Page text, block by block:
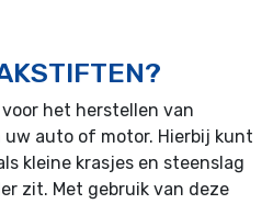
het herstellen van
uw auto of motor. Hierbij kunt
kleine krasjes en steenslag
zit. Met gebruik van deze